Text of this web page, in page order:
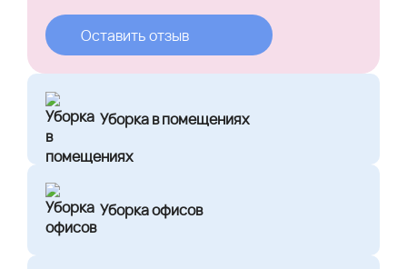
Оставить отзыв
Уборка в помещениях
Уборка офисов